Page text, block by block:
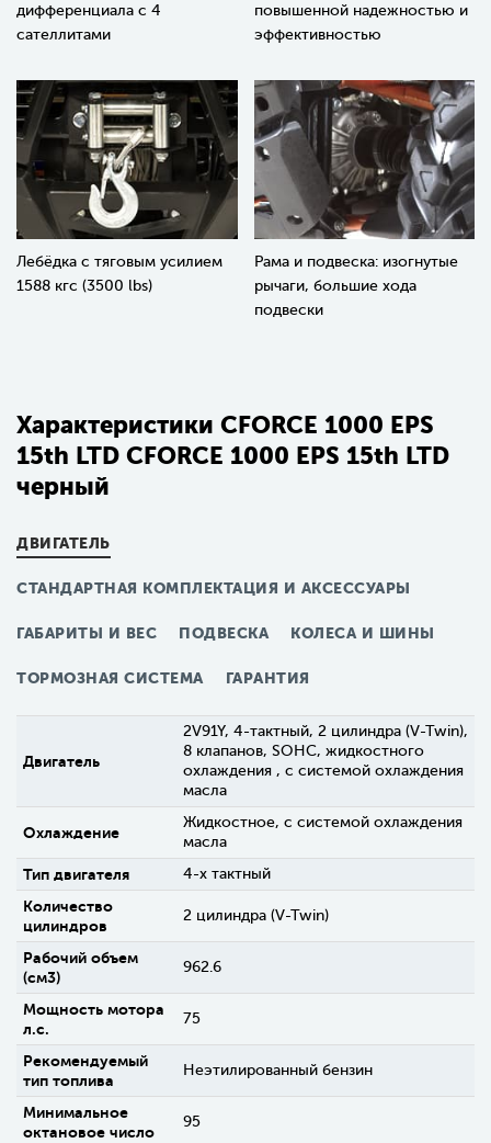
дифференциала с 4
сателлитами
повышенной надежностью и
эффективностью
Лебёдка с тяговым усилием
1588 кгс (3500 lbs)
Рама и подвеска: изогнутые
рычаги, большие хода
подвески
Характеристики CFORCE 1000 EPS
15th LTD CFORCE 1000 EPS 15th LTD
черный
ДВИГАТЕЛЬ
СТАНДАРТНАЯ КОМПЛЕКТАЦИЯ И АКСЕССУАРЫ
ГАБАРИТЫ И ВЕС ПОДВЕСКА КОЛЕСА И ШИНЫ
ТОРМОЗНАЯ СИСТЕМА ГАРАНТИЯ
Двигатель
2V91Y, 4-тактный, 2 цилиндра (V-Twin),
8 клапанов, SOHC, жидкостного
охлаждения , с системой охлаждения
масла
Охлаждение
Жидкостное, с системой охлаждения
масла
Тип двигателя 4-х тактный
Количество
цилиндров
2 цилиндра (V-Twin)
Рабочий объем
(см3)
962.6
Мощность мотора
л.с.
75
Рекомендуемый
тип топлива
Неэтилированный бензин
Минимальное
октановое число
95